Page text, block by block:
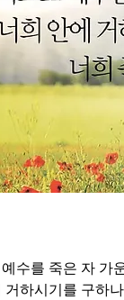
수를 죽은 자 가
거하시기를 구하